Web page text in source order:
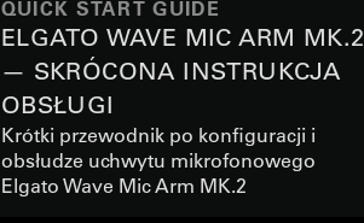
QUICK START GUIDE
ELGATO WAVE MIC ARM MK.2
— SKRÓCONA INSTRUKCJA
OBSŁUGI
Krótki przewodnik po konfiguracji i
obsłudze uchwytu mikrofonowego
Elgato Wave Mic Arm MK.2